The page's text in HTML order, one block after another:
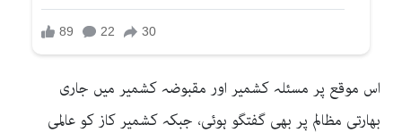
اس موقع پر مسئلہ کشمیر اور مقبوضہ کشمیر میں جاری
بھارتی مظالم پر بھی گفتگو ہوئی، جبکہ کشمیر کاز کو عالمی